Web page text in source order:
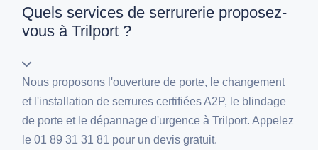
Quels services de serrurerie proposez-
vous à Trilport ?
Nous proposons l'ouverture de porte, le changement
et l'installation de serrures certifiées A2P, le blindage
de porte et le dépannage d'urgence à Trilport. Appelez
le 01 89 31 31 81 pour un devis gratuit.